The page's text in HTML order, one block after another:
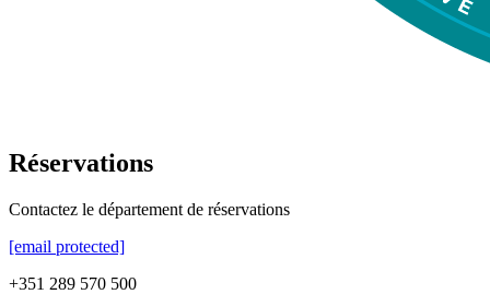
Réservations
Contactez le département de réservations
[email protected]
+351 289 570 500